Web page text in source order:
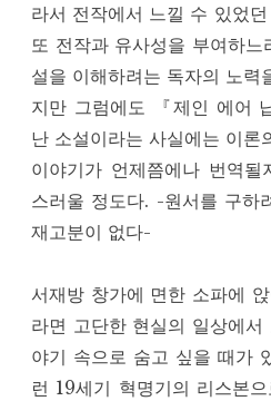
라서 전작에서 느낄 수 있었
또 전작과 유사성을 부여하
설을 이해하려는 독자의 노력
지만 그럼에도 『제인 에어
난 소설이라는 사실에는 이론
이야기가 언제쯤에나 번역
스러울 정도다. -원서를 구하
재고분이 없다-
서재방 창가에 면한 소파에
라면 고단한 현실의 일상에
야기 속으로 숨고 싶을 때가
런 19세기 혁명기의 리스본